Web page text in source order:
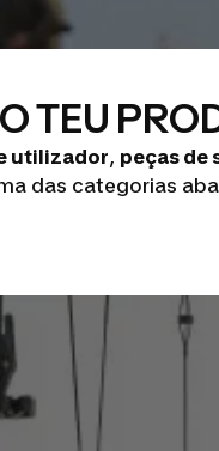
TEU
utilizador, peças de
das categorias